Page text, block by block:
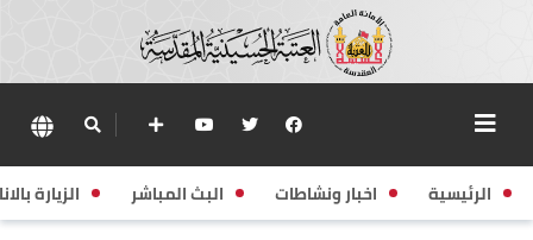
الرئيسية اخبار ونشاطات البث المباشر الزيارة